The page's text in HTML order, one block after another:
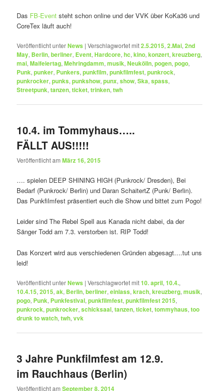
Das FB-Event steht schon online und der VVK über KoKa36 und
CoreTex läuft auch!
Veröffentlicht unterNews |Verschlagwortet mit2.5.2015,2.Mai,2nd
May, Berlin,berliner, Event,Hardcore,hc,kino,konzert,kreuzberg,
mai,Maifeiertag,Mehringdamm,musik,Neukölln,pogen,pogo,
Punk,punker, Punkers,punkfilm,punkfilmfest,punkrock,
punkrocker,punks,punkshow,punx,show,Ska,spass,
Streetpunk,tanzen,ticket,trinken,twh
10.4. im Tommyhaus…..
FÄLLT AUS!!!!!
Veröffentlicht amMärz 16, 2015
…. spielen DEEP SHINING HIGH (Punkrock/ Dresden), Bei
Bedarf (Punkrock/ Berlin) und Daran SchaitertZ (Punk/ Berlin).
Das Punkfilmfest präsentiert euch die Show und bittet zum Pogo!
Leider sind The Rebel Spell aus Kanada nicht dabei, da der
Sänger Todd am 7.3. verstorben ist. RIP Todd!
Das Konzert wird aus verschiedenen Gründen abgesagt….tut uns
leid!
Veröffentlicht unterNews |Verschlagwortet mit10. april,10.4.,
10.4.15,2015,ak, Berlin,berliner,einlass,krach,kreuzberg,musik,
pogo, Punk, Punkfestival,punkfilmfest,punkfilmfest 2015,
punkrock,punkrocker,schicksaal,tanzen,ticket,tommyhaus,too
drunk to watch,twh,vvk
3 Jahre Punkfilmfest am 12.9.
im Rauchhaus (Berlin)
Veröffentlicht amSeptember 8, 2014